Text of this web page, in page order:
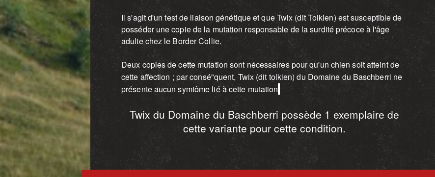
Il s'agit d'un test de liaison génétique et que Twix (dit Tolkien) est susceptible de
posséder une copie de la mutation responsable de la surdité précoce à l'âge
adulte chez le Border Collie.
Deux copies de cette mutation sont nécessaires pour qu'un chien soit atteint de
cette affection ; par consé"quent, Twix (dit tolkien) du Domaine du Baschberri ne
présente aucun symtôme lié à cette mutation
Twix du Domaine du Baschberri possède 1 exemplaire de
cette variante pour cette condition.